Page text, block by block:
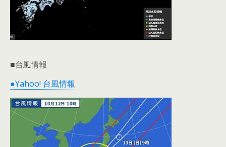
■台風情報
●Yahoo! 台風情報